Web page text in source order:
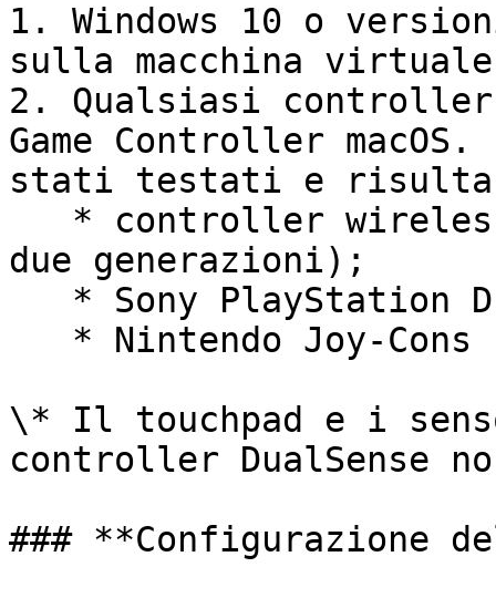
1. Windows 10 o
sulla macchina
2. Qualsiasi
Game Controller
stati testati e
due generazioni);
\* Il touchpad e i
controller DualSense
### **Configurazione